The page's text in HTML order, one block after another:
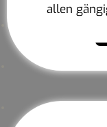
allen